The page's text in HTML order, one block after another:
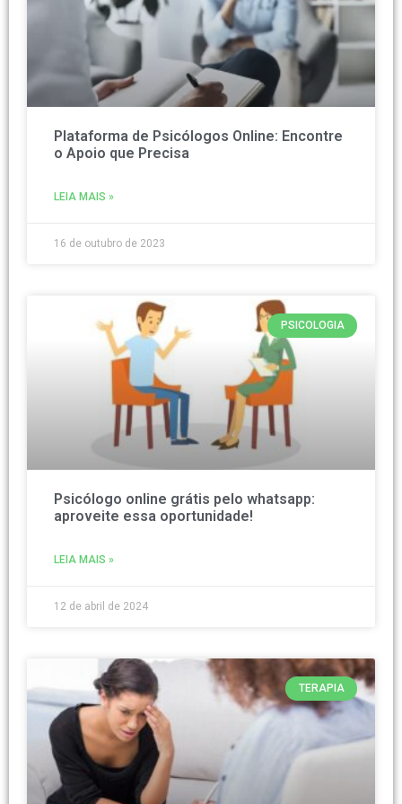
Plataforma de Psicólogos Online: Encontre
o Apoio que Precisa
LEIA MAIS »
16 de outubro de 2023
PSICOLOGIA
Psicólogo online grátis pelo whatsapp:
aproveite essa oportunidade!
LEIA MAIS »
12 de abril de 2024
TERAPIA